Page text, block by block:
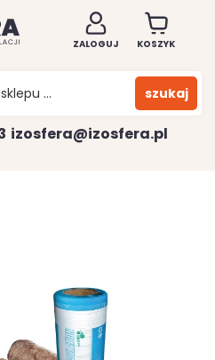
ZALOGUJ KOSZYK
szukaj
izosfera@izosfera.pl